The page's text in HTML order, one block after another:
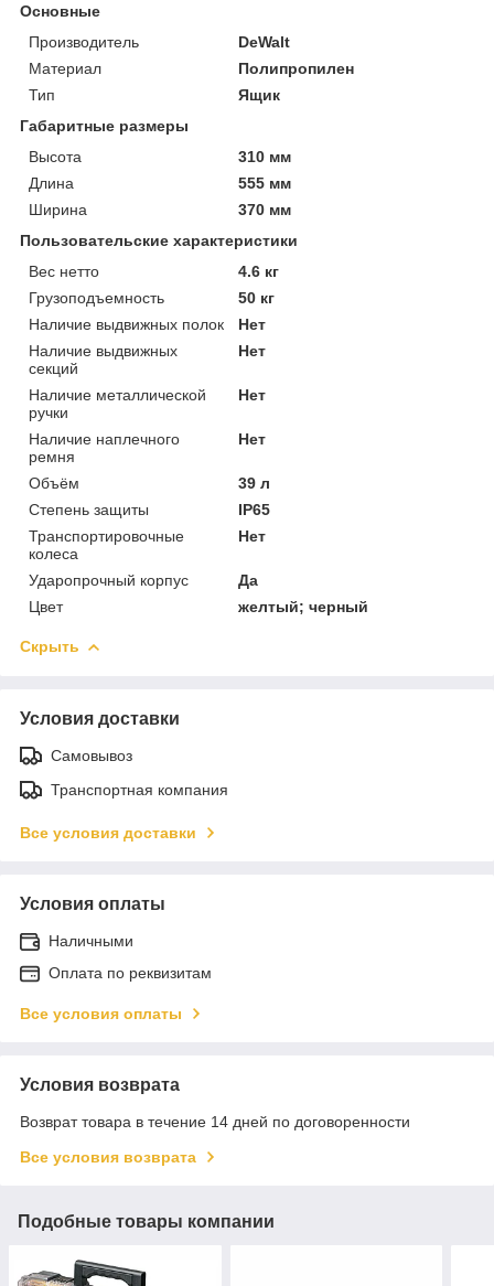
Основные
Производитель
DeWalt
Материал
Полипропилен
Тип
Ящик
Габаритные размеры
Высота
310 мм
Длина
555 мм
Ширина
370 мм
Пользовательские характеристики
Вес нетто
4.6 кг
Грузоподъемность
50 кг
Наличие выдвижных полок
Нет
Наличие выдвижных
секций
Нет
Наличие металлической
ручки
Нет
Наличие наплечного
ремня
Нет
Объём
39 л
Степень защиты
IP65
Транспортировочные
колеса
Нет
Ударопрочный корпус
Да
Цвет
желтый; черный
Скрыть
Условия доставки
Самовывоз
Транспортная компания
Все условия доставки
Условия оплаты
Наличными
Оплата по реквизитам
Все условия оплаты
Условия возврата
Возврат товара в течение 14 дней по договоренности
Все условия возврата
Подобные товары компании